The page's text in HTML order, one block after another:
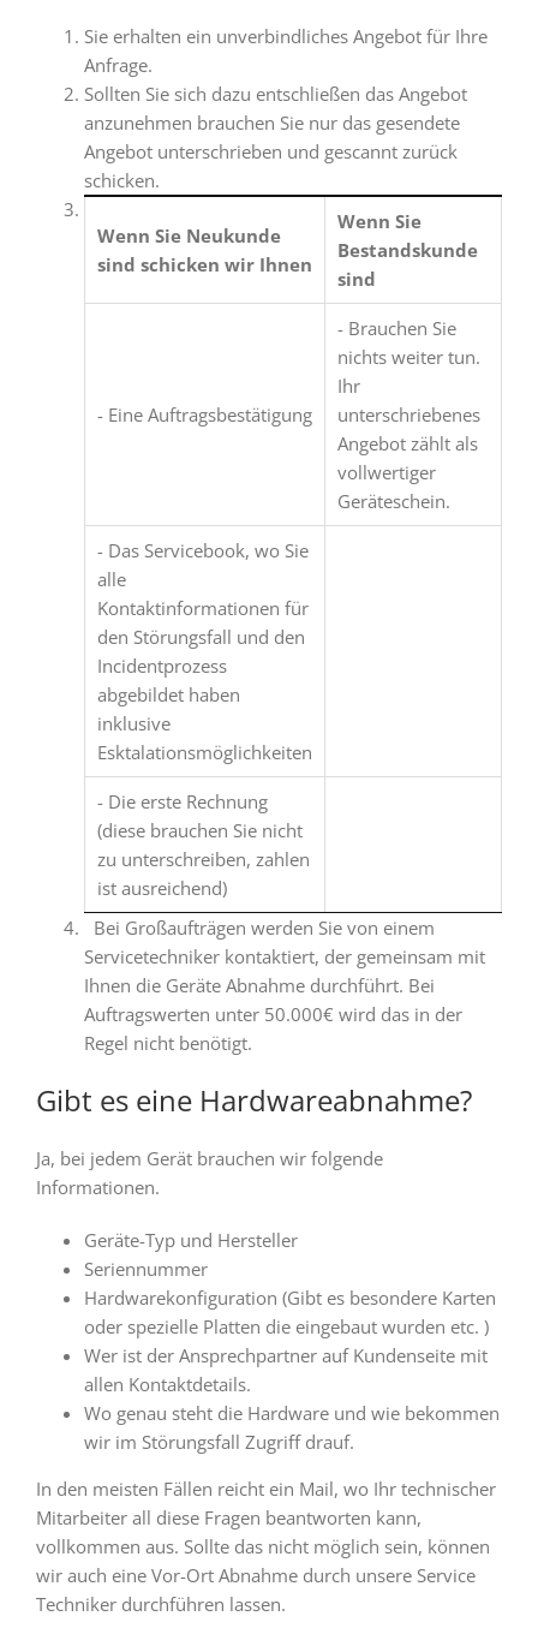
Sie erhalten ein unverbindliches Angebot für Ihre
Anfrage.
Sollten Sie sich dazu entschließen das Angebot
anzunehmen brauchen Sie nur das gesendete
Angebot unterschrieben und gescannt zurück
schicken.
Wenn Sie Neukunde
sind schicken wir Ihnen
Wenn Sie
Bestandskunde
sind
- Eine Auftragsbestätigung
- Brauchen Sie
nichts weiter tun.
Ihr
unterschriebenes
Angebot zählt als
vollwertiger
Geräteschein.
- Das Servicebook, wo Sie
alle
Kontaktinformationen für
den Störungsfall und den
Incidentprozess
abgebildet haben
inklusive
Esktalationsmöglichkeiten
- Die erste Rechnung
(diese brauchen Sie nicht
zu unterschreiben, zahlen
ist ausreichend)
Bei Großaufträgen werden Sie von einem
Servicetechniker kontaktiert, der gemeinsam mit
Ihnen die Geräte Abnahme durchführt. Bei
Auftragswerten unter 50.000€ wird das in der
Regel nicht benötigt.
Gibt es eine Hardwareabnahme?
Ja, bei jedem Gerät brauchen wir folgende
Informationen.
Geräte-Typ und Hersteller
Seriennummer
Hardwarekonfiguration (Gibt es besondere Karten
oder spezielle Platten die eingebaut wurden etc. )
Wer ist der Ansprechpartner auf Kundenseite mit
allen Kontaktdetails.
Wo genau steht die Hardware und wie bekommen
wir im Störungsfall Zugriff drauf.
In den meisten Fällen reicht ein Mail, wo Ihr technischer
Mitarbeiter all diese Fragen beantworten kann,
vollkommen aus. Sollte das nicht möglich sein, können
wir auch eine Vor-Ort Abnahme durch unsere Service
Techniker durchführen lassen.